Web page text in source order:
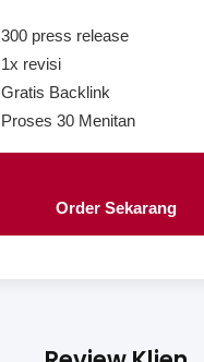
300 press release
1x revisi
Gratis Backlink
Proses 30 Menitan
Order Sekarang